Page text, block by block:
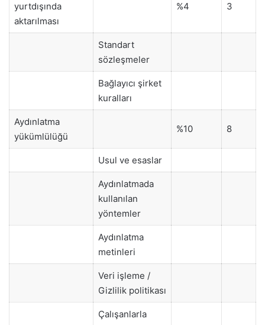
yurtdışında
aktarılması
%4 3
Standart
sözleşmeler
Bağlayıcı şirket
kuralları
Aydınlatma
yükümlülüğü
%10 8
Usul ve esaslar
Aydınlatmada
kullanılan
yöntemler
Aydınlatma
metinleri
Veri işleme /
Gizlilik politikası
Çalışanlarla